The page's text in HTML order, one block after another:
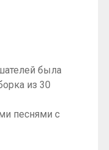
была
из 30
песнями с